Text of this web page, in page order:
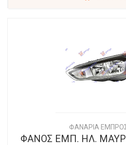
ΦΑΝΑΡΙΑ ΕΜΠΡΟΣ
ΦΑΝΟΣ ΕΜΠ. ΗΛ.